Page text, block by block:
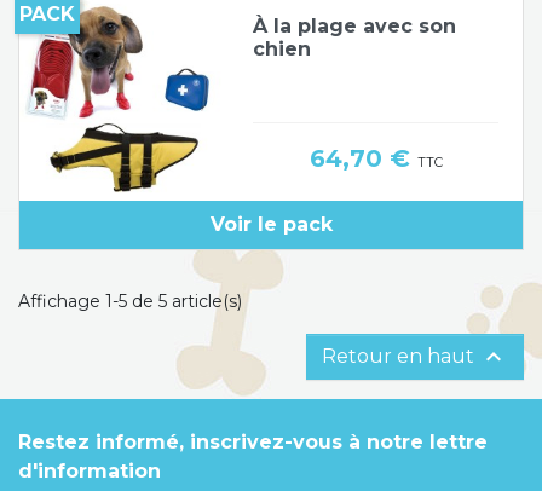
À la plage avec son
chien
Prix
64,70 € TTC
Voir le pack
PACK
Affichage 1-5 de 5 article(s)
Retour en haut 
Restez informé, inscrivez-vous à notre lettre
d'information